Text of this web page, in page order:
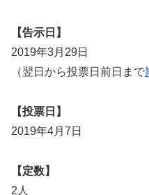
【告示日】
2019年3月29日
（翌日から投票日前日まで
【投票日】
2019年4月7日
【定数】
2人